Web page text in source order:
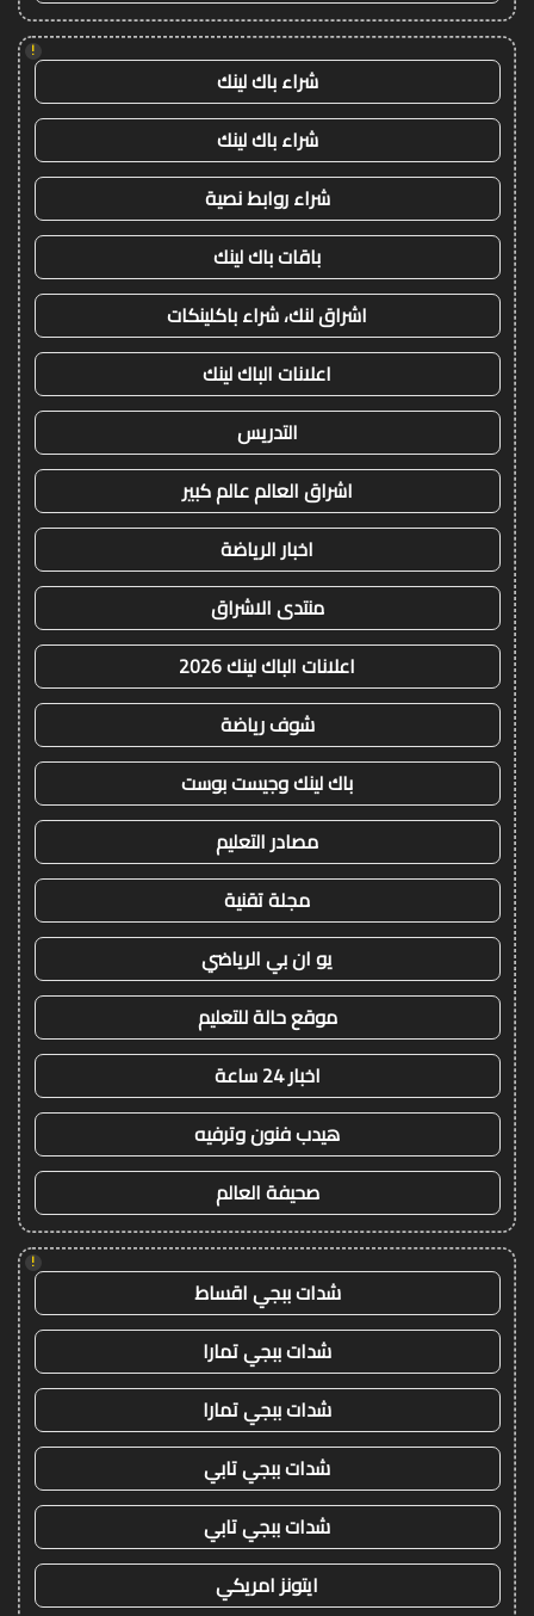
!
شراء باك لينك
شراء باك لينك
شراء روابط نصية
باقات باك لينك
اشراق لنك، شراء باكلينكات
اعلانات الباك لينك
التدريس
اشراق العالم عالم كبير
اخبار الرياضة
منتدى الاشراق
اعلانات الباك لينك 2026
شوف رياضة
باك لينك وجيست بوست
مصادر التعليم
مجلة تقنية
يو ان بي الرياضي
موقع حالة للتعليم
اخبار 24 ساعة
هيدب فنون وترفيه
صحيفة العالم
!
شدات ببجي اقساط
شدات ببجي تمارا
شدات ببجي تمارا
شدات ببجي تابي
شدات ببجي تابي
ايتونز امريكي